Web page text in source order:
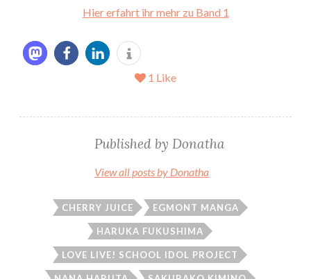
Hier erfahrt ihr mehr zu Band 1
1 Like
Published by Donatha
View all posts by Donatha
CHERRY JUICE EGMONT MANGA
HARUKA FUKUSHIMA
LOVE LIVE! SCHOOL IDOL PROJECT